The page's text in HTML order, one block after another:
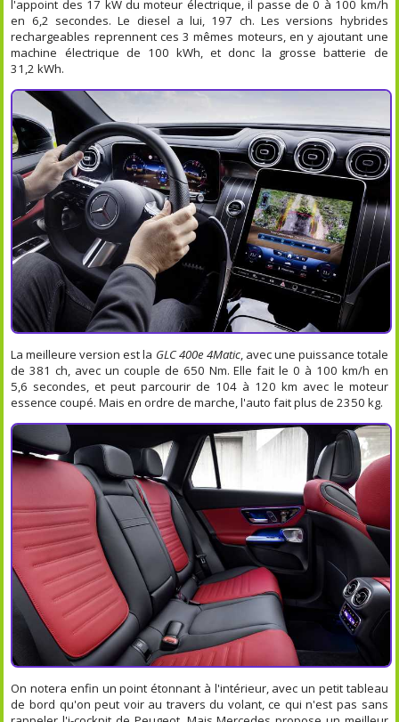
l'appoint des 17 kW du moteur électrique, il passe de 0 à 100 km/h
en 6,2 secondes. Le diesel a lui, 197 ch. Les versions hybrides
rechargeables reprennent ces 3 mêmes moteurs, en y ajoutant une
machine électrique de 100 kWh, et donc la grosse batterie de
31,2 kWh.
La meilleure version est la GLC 400e 4Matic, avec une puissance totale
de 381 ch, avec un couple de 650 Nm. Elle fait le 0 à 100 km/h en
5,6 secondes, et peut parcourir de 104 à 120 km avec le moteur
essence coupé. Mais en ordre de marche, l'auto fait plus de 2350 kg.
On notera enfin un point étonnant à l'intérieur, avec un petit tableau
de bord qu'on peut voir au travers du volant, ce qui n'est pas sans